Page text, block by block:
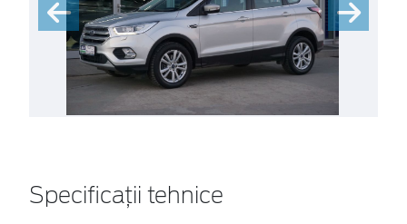
Specificații tehnice